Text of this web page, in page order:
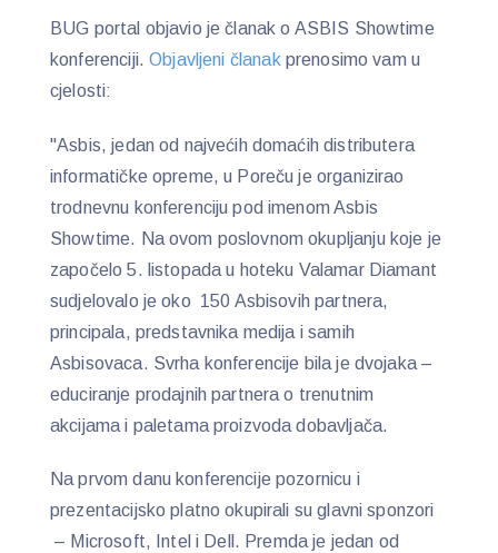
BUG portal objavio je članak o ASBIS Showtime
konferenciji.Objavljeni članak prenosimo vam u
cjelosti:
"Asbis, jedan od najvećih domaćih distributera
informatičke opreme, u Poreču je organizirao
trodnevnu konferenciju pod imenom Asbis
Showtime. Na ovom poslovnom okupljanju koje je
započelo 5. listopada u hoteku Valamar Diamant
sudjelovalo je oko 150 Asbisovih partnera,
principala, predstavnika medija i samih
Asbisovaca. Svrha konferencije bila je dvojaka –
educiranje prodajnih partnera o trenutnim
akcijama i paletama proizvoda dobavljača.
Na prvom danu konferencije pozornicu i
prezentacijsko platno okupirali su glavni sponzori
– Microsoft, Intel i Dell. Premda je jedan od